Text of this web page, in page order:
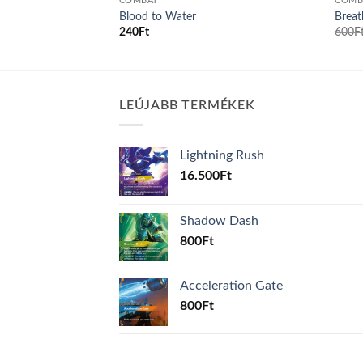
Blood to Water
240Ft
600
LEÚJABB TERMÉKEK
Lightning Rush
16.500Ft
Shadow Dash
800Ft
Acceleration Gate
800Ft